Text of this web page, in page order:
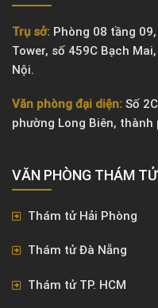
Trụ sở: Phòng 08 tầng
Tower, số 459C Bạch
Nội.
Văn phòng đại diện: Số
phường Long Biên, thành
VĂN PHÒNG ​THÁM TỬ
Thám tử Hải Phòng
Thám tử Đà Nẵng
Thám tử TP. HCM